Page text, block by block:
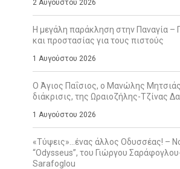
2 Αυγούστου 2026
Η μεγάλη παράκληση στην Παναγία –
και προστασίας για τους πιστούς
1 Αυγούστου 2026
Ο Άγιος Παΐσιος, ο Μανώλης
διάκρισις, της Ωραιοζήλης-Τζίνας
1 Αυγούστου 2026
«Τύψεις»…ένας άλλος Οδυσσέας! –
“Odysseus”, του Γιώργου
Sarafoglou